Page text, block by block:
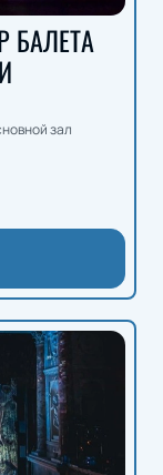
БАЛЕТА
зал